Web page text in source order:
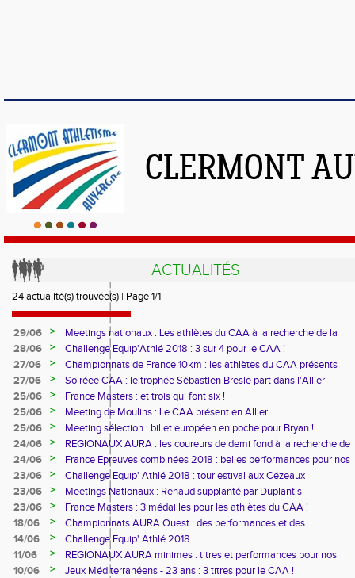
CLERMONT
ACTUALITÉS
24 actualité(s) trouvée(s) | Page 1/1
29/06 >
Meetings nationaux : Les athlètes du CAA à la recherche de la
performance !
28/06 >
Challenge Equip'Athlé 2018 : 3 sur 4 pour le CAA !
27/06
>
Championnats de France 10km : les athlètes du CAA présents
27/06
>
Soiréee CAA : le trophée Sébastien Bresle part dans l'Allier
25/06
>
France Masters : et trois qui font six !
25/06
>
Meeting de Moulins : Le CAA présent en Allier
25/06
>
Meeting sélection : billet européen en poche pour Bryan !
24/06
>
REGIONAUX AURA : les coureurs de demi fond à la recherche de
billets pour les France
24/06 >
France Epreuves combinées 2018 : belles performances pour nos
athlètes
23/06 >
Challenge Equip' Athlé 2018 : tour estival aux Cézeaux
23/06
>
Meetings Nationaux : Renaud supplanté par Duplantis
23/06
>
France Masters : 3 médailles pour les athlètes du CAA !
18/06
>
Championnats AURA Ouest : des performances et des
qualifications
14/06 >
Challenge Equip' Athlé 2018
11/06
>
REGIONAUX AURA minimes : titres et performances pour nos
jeunes !
10/06 >
Jeux Méditerranéens - 23 ans : 3 titres pour le CAA !